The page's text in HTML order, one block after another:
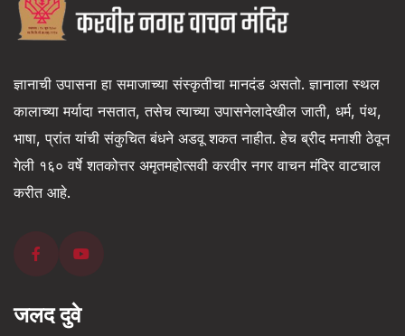
ज्ञानाची उपासना हा समाजाच्या संस्कृतीचा मानदंड असतो. ज्ञानाला स्थल
कालाच्या मर्यादा नसतात, तसेच त्याच्या उपासनेलादेखील जाती, धर्म, पंथ,
भाषा, प्रांत यांची संकुचित बंधने अडवू शकत नाहीत. हेच ब्रीद मनाशी ठेवून
गेली १६० वर्षे शतकोत्तर अमृतमहोत्सवी करवीर नगर वाचन मंदिर वाटचाल
करीत आहे.
जलद दुवे